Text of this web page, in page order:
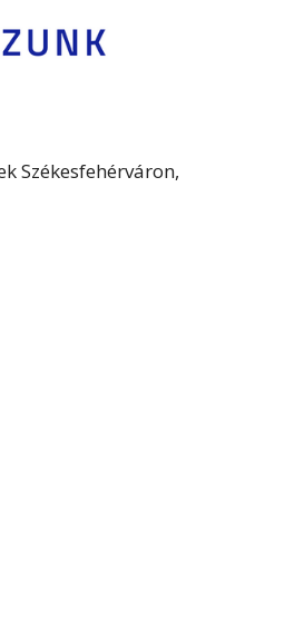
Székesfehérváron,